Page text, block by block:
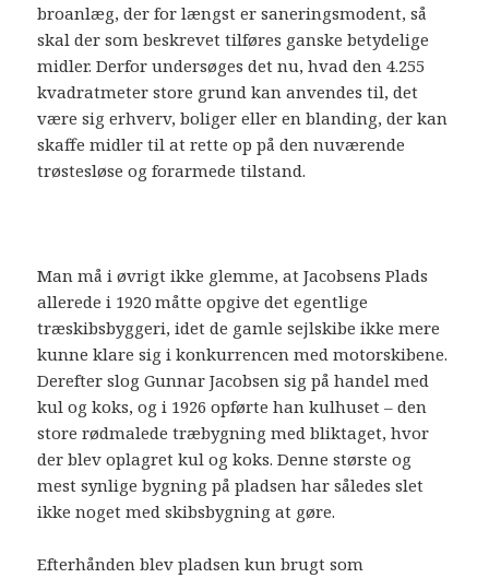
broanlæg, der for længst er saneringsmodent, så
skal der som beskrevet tilføres ganske betydelige
midler. Derfor undersøges det nu, hvad den 4.255
kvadratmeter store grund kan anvendes til, det
være sig erhverv, boliger eller en blanding, der kan
skaffe midler til at rette op på den nuværende
trøstesløse og forarmede tilstand.
Man må i øvrigt ikke glemme, at Jacobsens Plads
allerede i 1920 måtte opgive det egentlige
træskibsbyggeri, idet de gamle sejlskibe ikke mere
kunne klare sig i konkurrencen med motorskibene.
Derefter slog Gunnar Jacobsen sig på handel med
kul og koks, og i 1926 opførte han kulhuset – den
store rødmalede træbygning med bliktaget, hvor
der blev oplagret kul og koks. Denne største og
mest synlige bygning på pladsen har således slet
ikke noget med skibsbygning at gøre.
Efterhånden blev pladsen kun brugt som